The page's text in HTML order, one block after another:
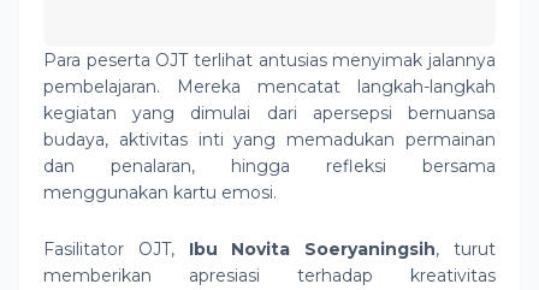
Para peserta OJT terlihat antusias menyimak jalannya
pembelajaran. Mereka mencatat langkah-langkah
kegiatan yang dimulai dari apersepsi bernuansa
budaya, aktivitas inti yang memadukan permainan
dan penalaran, hingga refleksi bersama
menggunakan kartu emosi.
Fasilitator OJT, Ibu Novita Soeryaningsih, turut
memberikan apresiasi terhadap kreativitas